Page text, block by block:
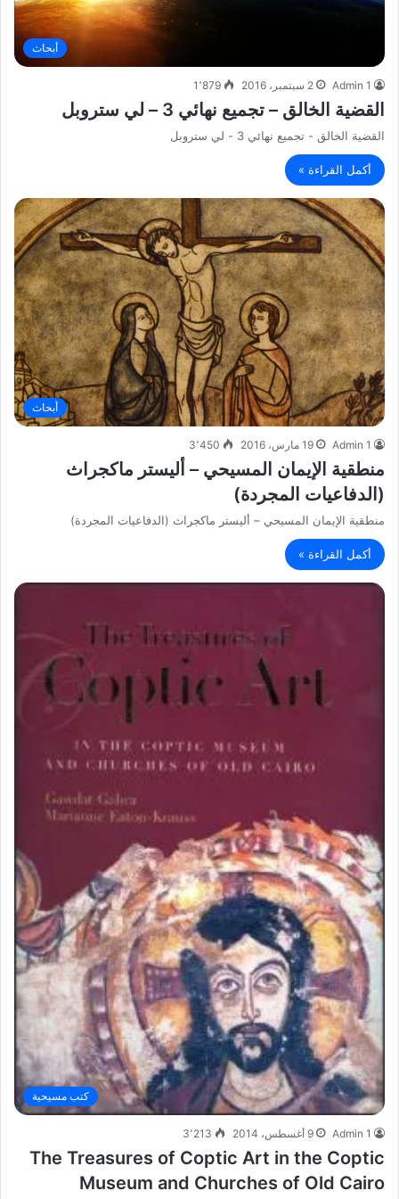
أبحاث
Admin 1 2 سبتمبر، 2016 1٬879
القضية الخالق – تجميع نهائي 3 – لي ستروبل
القضية الخالق - تجميع نهائي 3 - لي ستروبل
أكمل القراءة »
أبحاث
Admin 1 19 مارس، 2016 3٬450
منطقية الإيمان المسيحي – أليستر ماكجراث
(الدفاعيات المجردة)
منطقية الإيمان المسيحي – أليستر ماكجراث (الدفاعيات المجردة)
أكمل القراءة »
كتب مسيحية
Admin 1 9 أغسطس، 2014 3٬213
The Treasures of Coptic Art in the Coptic
Museum and Churches of Old Cairo